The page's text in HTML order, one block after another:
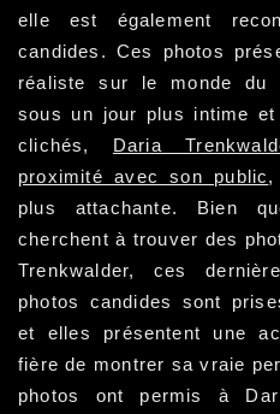
elle est également
candides. Ces photos
réaliste sur le monde du
sous un jour plus intime
clichés, Daria
proximité avec son public,
plus attachante. Bien
cherchent à trouver des
Trenkwalder, ces
photos candides sont
et elles présentent une
fière de montrer sa vraie
photos ont permis à